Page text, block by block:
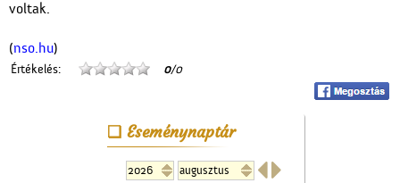
voltak.
(nso.hu)
Értékelés: 0/0
Eseménynaptár
